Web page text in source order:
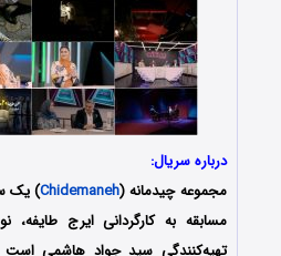
درباره سریال:
مجموعه چیدمانه (Chidemaneh) یک
مسابقه به کارگردانی ایرج طایفه،